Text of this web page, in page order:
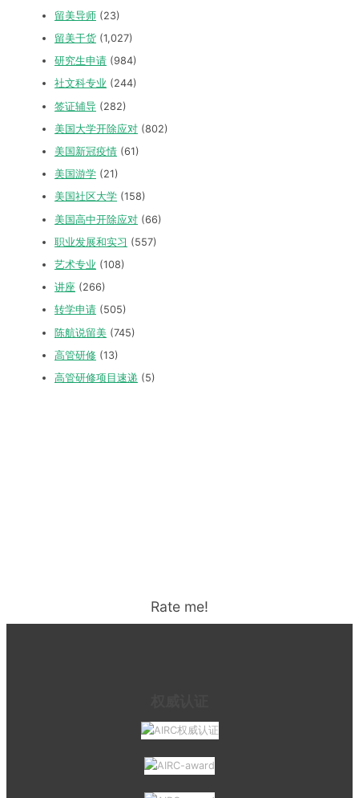
留美导师 (23)
留美干货 (1,027)
研究生申请 (984)
社文科专业 (244)
签证辅导 (282)
美国大学开除应对 (802)
美国新冠疫情 (61)
美国游学 (21)
美国社区大学 (158)
美国高中开除应对 (66)
职业发展和实习 (557)
艺术专业 (108)
讲座 (266)
转学申请 (505)
陈航说留美 (745)
高管研修 (13)
高管研修项目速递 (5)
Rate me!